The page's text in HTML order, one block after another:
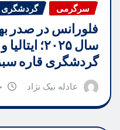
سرگرمی گردشگری
فلورانس در صدر
سال ۲۰۲۵؛
گردشگری قاره
عادله نیک نژاد